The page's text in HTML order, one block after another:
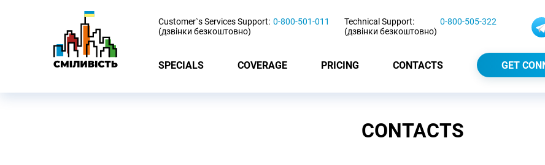
Customer`s Services Support:
(дзвінки безкоштовно)
0-800-501-011
Technical Support:
(дзвінки безкоштовно)
0-800-505-322
SPECIALS COVERAGE PRICING CONTACTS GET
CONTACTS